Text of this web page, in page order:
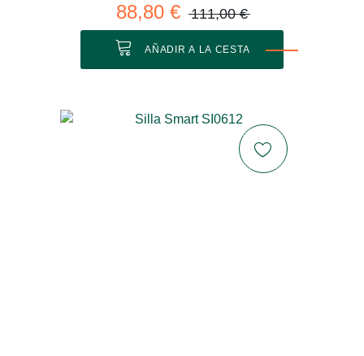
88,80 € 111,00 €
AÑADIR A LA CESTA